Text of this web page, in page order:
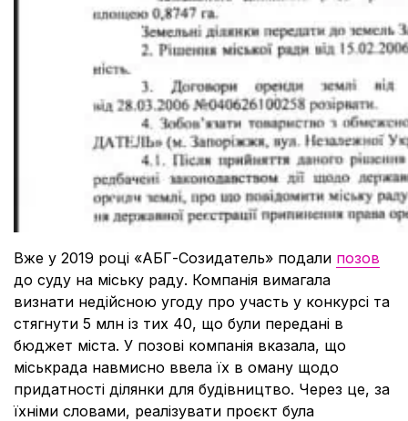
Вже у 2019 році «АБГ-Созидатель» подали позов
до суду на міську раду. Компанія вимагала
визнати недійсною угоду про участь у конкурсі та
стягнути 5 млн із тих 40, що були передані в
бюджет міста. У позові компанія вказала, що
міськрада навмисно ввела їх в оману щодо
придатності ділянки для будівництво. Через це, за
їхніми словами, реалізувати проєкт була